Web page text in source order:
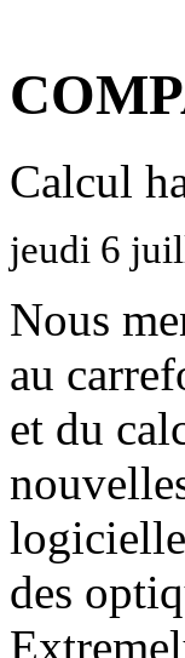
Calcul
jeudi 6
Nous
au
et du
des